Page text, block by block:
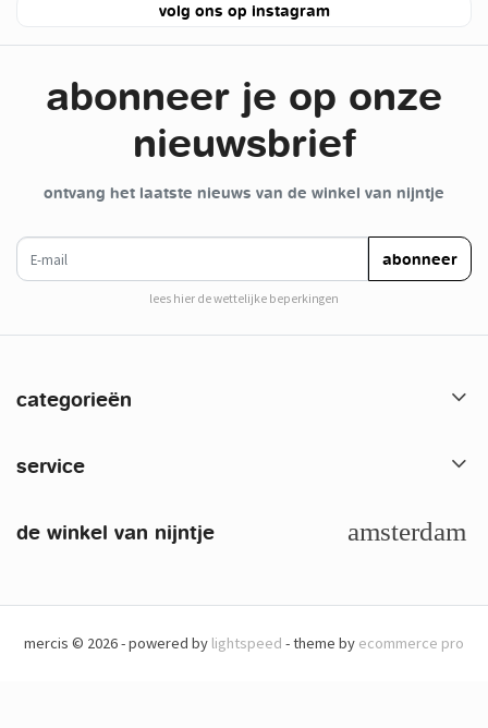
volg ons op instagram
abonneer je op onze
nieuwsbrief
ontvang het laatste nieuws van de winkel van nijntje
e-mail
abonneer
lees hier de wettelijke beperkingen
categorieën
service
de winkel van nijntje
mercis © 2026 - powered by lightspeed - theme by ecommerce pro